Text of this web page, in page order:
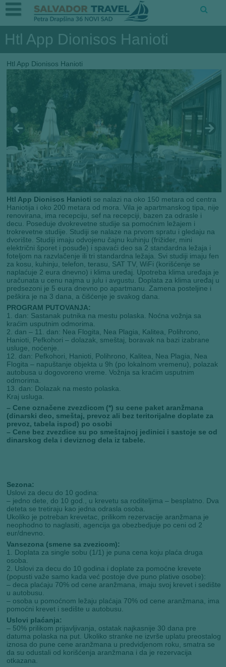
Htl App Dionisos Hanioti
Htl App Dionisos Hanioti
Htl App Dionisos Hanioti se nalazi na oko 150 metara od centra
Haniotija i oko 200 metara od mora. Vila je apartmanskog tipa, nije
renovirana, ima recepciju, sef na recepciji, bazen za odrasle i
decu. Poseduje dvokrevetne studije sa pomoćnim ležajem i
trokrevetne studije. Studiji se nalaze na prvom spratu i gledaju na
dvorište. Studiji imaju odvojenu čajnu kuhinju (frižider, mini
električni šporet i posuđe) i spavaći deo sa 2 standardna ležaja i
foteljom na razvlačenje ili tri standardna ležaja. Svi studiji imaju fen
za kosu, kuhinju, telefon, terasu, SAT TV, WiFi (korišćenje se
naplaćuje 2 eura dnevno) i klima uređaj. Upotreba klima uređaja je
uračunata u cenu najma u julu i avgustu. Doplata za klima uređaj u
predsezoni je 5 eura dnevno po apartmanu. Zamena posteljine i
peškira je na 3 dana, a čišćenje je svakog dana.
PROGRAM PUTOVANJA:
1. dan: Sastanak putnika na mestu polaska. Noćna vožnja sa
kraćim usputnim odmorima.
2. dan – 11. dan: Nea Flogita, Nea Plagia, Kalitea, Polihrono,
Hanioti, Pefkohori – dolazak, smeštaj, boravak na bazi izabrane
usluge, noćenje.
12. dan: Pefkohori, Hanioti, Polihrono, Kalitea, Nea Plagia, Nea
Flogita – napuštanje objekta u 9h (po lokalnom vremenu), polazak
autobusa u dogovoreno vreme. Vožnja sa kraćim usputnim
odmorima.
13. dan: Dolazak na mesto polaska.
Kraj usluga.
– Cene označene zvezdicom (*) su cene paket aranžmana
(dinarski deo, smeštaj, prevoz ali bez teritorijalne doplate za
prevoz, tabela ispod) po osobi
– Cene bez zvezdice su po smeštajnoj jedinici i sastoje se od
dinarskog dela i deviznog dela iz tabele.
Sezona:
Uslovi za decu do 10 godina:
– jedno dete, do 10 god., u krevetu sa roditeljima – besplatno. Dva
deteta se tretiraju kao jedna odrasla osoba.
Ukoliko je potreban krevetac, prilikom rezervacije aranžmana je
neophodno to naglasiti, agencija ga obezbedjuje po ceni od 2
eur/dnevno.
Vansezona (smene sa zvezicom):
1. Doplata za single sobu (1/1) je puna cena koju plaća druga
osoba.
2. Uslovi za decu do 10 godina i doplate za pomoćne krevete
(popusti važe samo kada već postoje dve puno plative osobe):
– deca plaćaju 70% od cene aranžmana, imaju svoj krevet i sedište
u autobusu.
– osoba u pomoćnom ležaju plaćaja 70% od cene aranžmana, ima
pomoćni krevet i sedište u autobusu.
Uslovi plaćanja:
– 50% prilikom prijavljivanja, ostatak najkasnije 30 dana pre
datuma polaska na put. Ukoliko stranke ne izvrše uplatu preostalog
iznosa do pune cene aranžmana u predvidjenom roku, smatra se
da su odustali od korišćenja aranžmana i da je rezervacija
otkazana.